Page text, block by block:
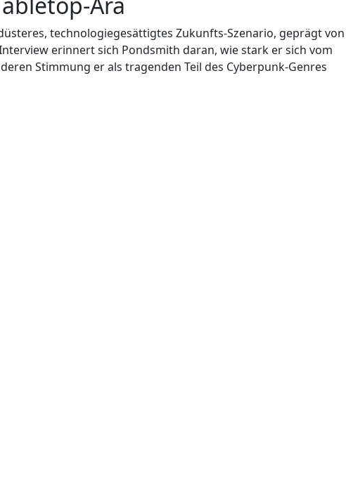
technologiegesättigtes Zukunfts-Szenario, geprägt von
erinnert sich Pondsmith daran, wie stark er sich vom
Stimmung er als tragenden Teil des Cyberpunk-Genres